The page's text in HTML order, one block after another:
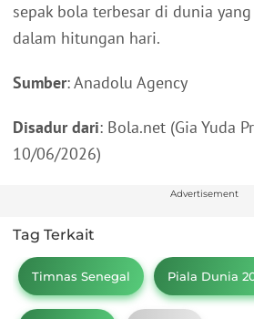
sepak bola terbesar di dunia
dalam hitungan hari.
Sumber: Anadolu Agency
Disadur dari: Bola.net (Gia Yuda
10/06/2026)
Advertisement
Tag Terkait
Timnas Senegal Piala Dunia